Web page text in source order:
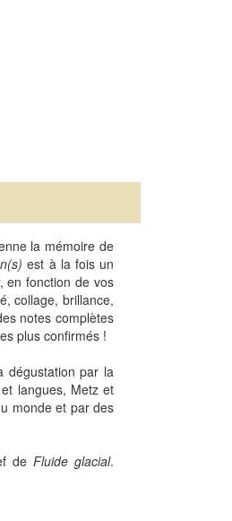
la mémoire de
est à la fois un
en fonction de vos
collage, brillance,
notes complètes
plus confirmés !
dégustation par la
langues, Metz et
monde et par des
de Fluide glacial.